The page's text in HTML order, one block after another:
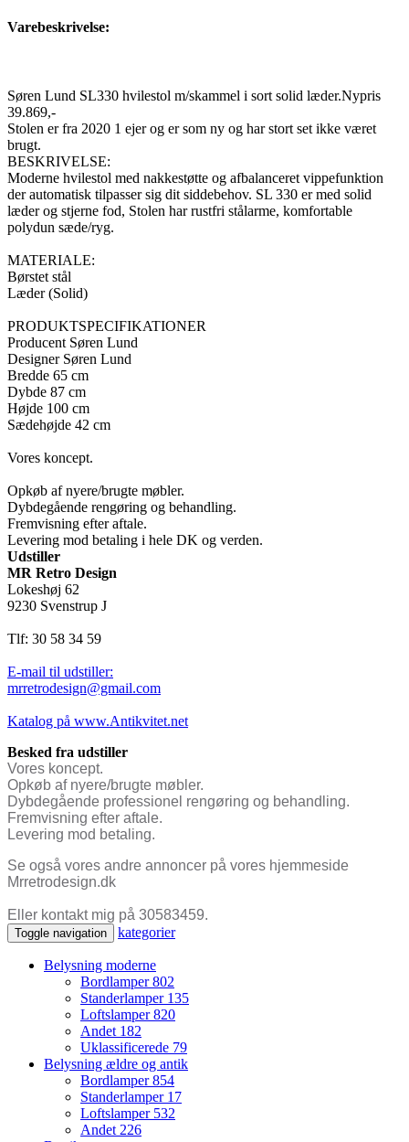
Varebeskrivelse:
Søren Lund SL330 hvilestol m/skammel i sort solid læder.Nypris
39.869,-
Stolen er fra 2020 1 ejer og er som ny og har stort set ikke været
brugt.
BESKRIVELSE:
Moderne hvilestol med nakkestøtte og afbalanceret vippefunktion
der automatisk tilpasser sig dit siddebehov. SL 330 er med solid
læder og stjerne fod, Stolen har rustfri stålarme, komfortable
polydun sæde/ryg.
MATERIALE:
Børstet stål
Læder (Solid)
PRODUKTSPECIFIKATIONER
Producent Søren Lund
Designer Søren Lund
Bredde 65 cm
Dybde 87 cm
Højde 100 cm
Sædehøjde 42 cm
Vores koncept.
Opkøb af nyere/brugte møbler.
Dybdegående rengøring og behandling.
Fremvisning efter aftale.
Levering mod betaling i hele DK og verden.
Udstiller
MR Retro Design
Lokeshøj 62
9230 Svenstrup J
Tlf: 30 58 34 59
E-mail til udstiller:
mrretrodesign@gmail.com
Katalog på www.Antikvitet.net
Besked fra udstiller
Vores koncept.
Opkøb af nyere/brugte møbler.
Dybdegående professionel rengøring og behandling.
Fremvisning efter aftale.
Levering mod betaling.
Se også vores andre annoncer på vores hjemmeside
Mrretrodesign.dk
Eller kontakt mig på 30583459.
Toggle navigation kategorier
Belysning moderne
Bordlamper802
Standerlamper 135
Loftslamper820
Andet 182
Uklassificerede 79
Belysning ældre og antik
Bordlamper854
Standerlamper 17
Loftslamper 532
Andet226